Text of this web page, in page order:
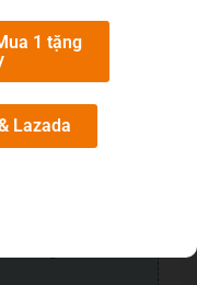
1 Sài Gòn Đi
1 tặng
Lazada